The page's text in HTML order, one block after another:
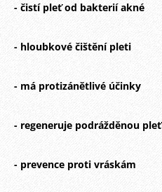
- čistí pleť od bakterií akné
- hloubkové čištění pleti
- má protizánětlivé účinky
- regeneruje podrážděnou pleť
- prevence proti vráskám